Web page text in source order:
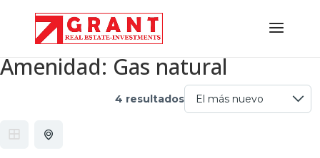
Amenidad:Gas natural
4 resultados